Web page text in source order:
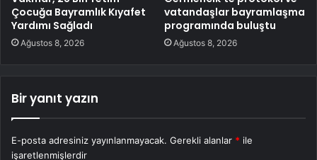
Çocuğa Bayramlık Kıyafet
Yardımı Sağladı
Ağustos 8, 2026
vatandaşlar bayramlaşma
programında buluştu
Ağustos 8, 2026
Bir yanıt yazın
E-posta adresiniz yayınlanmayacak. Gerekli alanlar * ile
işaretlenmişlerdir